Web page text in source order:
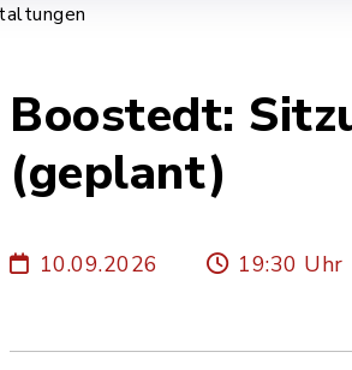
Boostedt:
(geplant)
10.09.2026 19:30 Uhr